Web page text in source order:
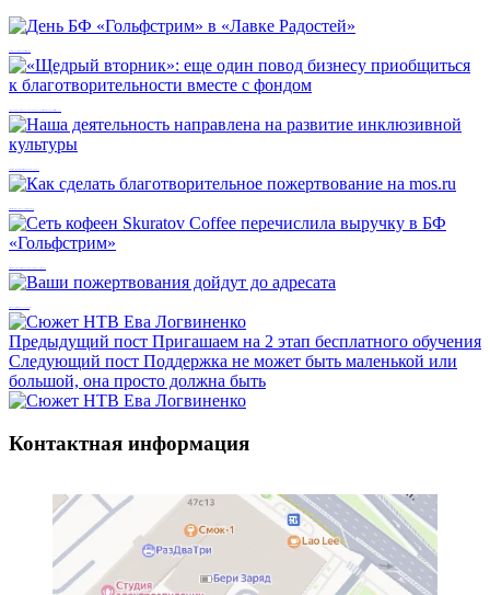
Предыдущий пост Пригашаем на 2 этап бесплатного обучения
Следующий пост Поддержка не может быть маленькой или
большой, она просто должна быть
Контактная информация